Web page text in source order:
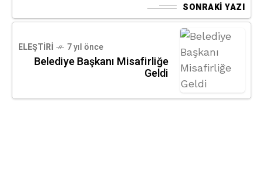
SONRAKI YAZI
ELEŞTIRI 7 yıl önce
Belediye Başkanı Misafirliğe
Geldi